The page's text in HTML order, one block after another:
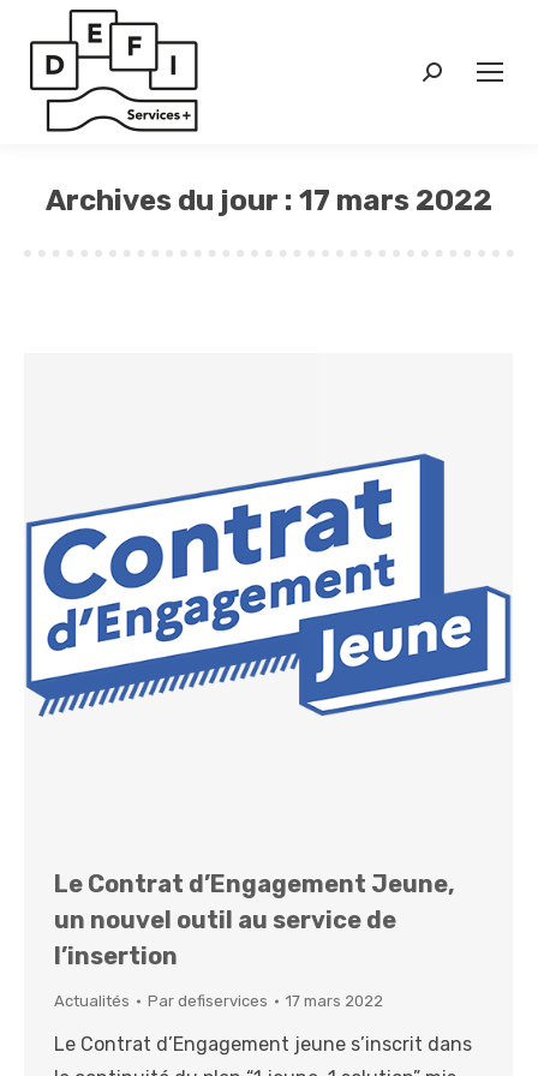
Search:
Archives du jour : 17 mars 2022
Le Contrat d’Engagement Jeune,
un nouvel outil au service de
l’insertion
Actualités Par defiservices 17 mars 2022
Le Contrat d’Engagement jeune s’inscrit dans